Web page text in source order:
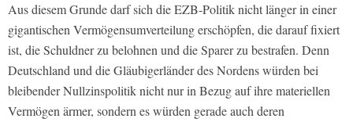
Aus diesem Grunde darf sich die EZB-Politik nicht länger in einer
gigantischen Vermögensumverteilung erschöpfen, die darauf fixiert
ist, die Schuldner zu belohnen und die Sparer zu bestrafen. Denn
Deutschland und die Gläubigerländer des Nordens würden bei
bleibender Nullzinspolitik nicht nur in Bezug auf ihre materiellen
Vermögen ärmer, sondern es würden gerade auch deren